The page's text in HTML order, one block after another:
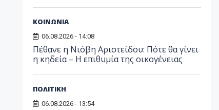
ΚΟΙΝΩΝΙΑ
06.08.2026 - 14:08
Πέθανε η Νιόβη Αριστείδου: Πότε θα γίνει
η κηδεία – Η επιθυμία της οικογένειας
ΠΟΛΙΤΙΚΗ
06.08.2026 - 13:54